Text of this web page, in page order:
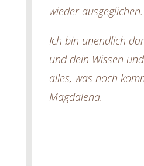
wieder ausgeglichen.
Ich bin unendlich
und dein Wissen
alles, was noch
Magdalena.